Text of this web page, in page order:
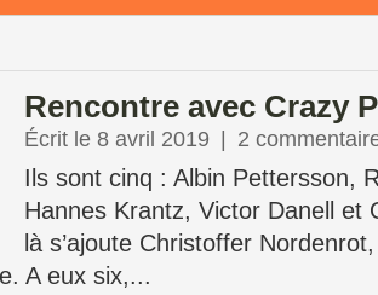
Rencontre avec Crazy
Écrit le 8 avril 2019 2
Ils sont cinq : Albin Pettersson,
Hannes Krantz, Victor Danell et
là s’ajoute Christoffer
A eux six,...